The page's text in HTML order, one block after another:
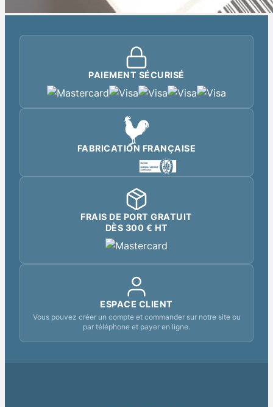
PAIEMENT SÉCURISÉ
FABRICATION FRANÇAISE
FRAIS DE PORT GRATUIT
DÈS 300 € HT
ESPACE CLIENT
Vous pouvez créer un compte et commander sur notre site ou
par téléphone et payer en ligne.